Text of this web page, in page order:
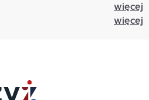
więcej
więcej